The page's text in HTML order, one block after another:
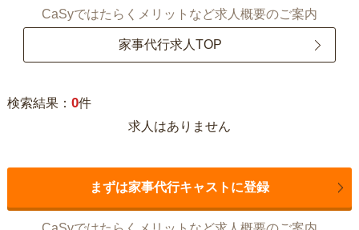
CaSyではたらくメリットなど求人概要のご案内
家事代行求人TOP
検索結果： 0件
求人はありません
まずは家事代行キャストに登録